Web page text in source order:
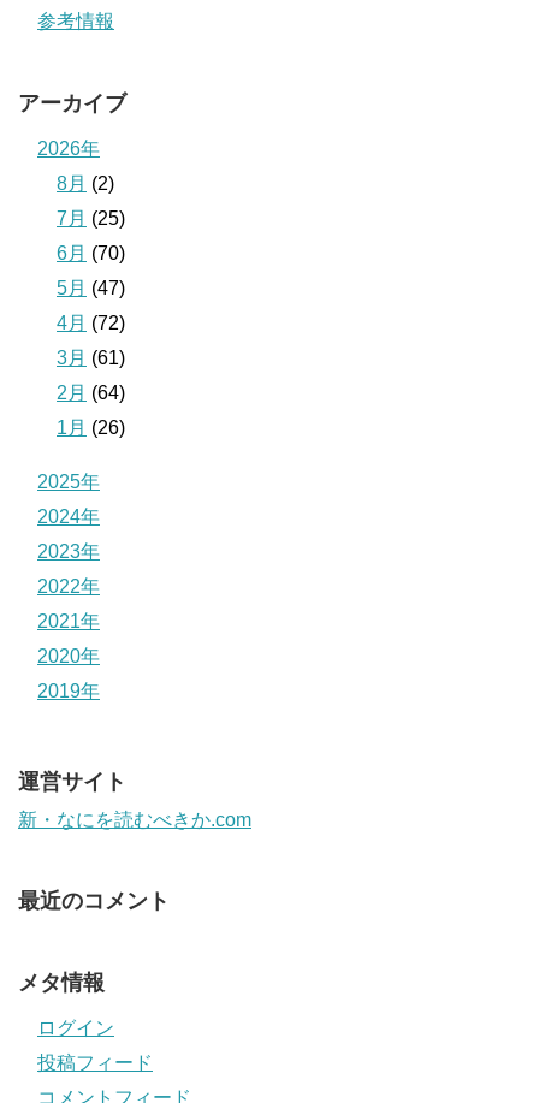
参考情報
アーカイブ
2026年
8月 (2)
7月 (25)
6月 (70)
5月 (47)
4月 (72)
3月 (61)
2月 (64)
1月 (26)
2025年
2024年
2023年
2022年
2021年
2020年
2019年
運営サイト
新・なにを読むべきか.com
最近のコメント
メタ情報
ログイン
投稿フィード
コメントフィード